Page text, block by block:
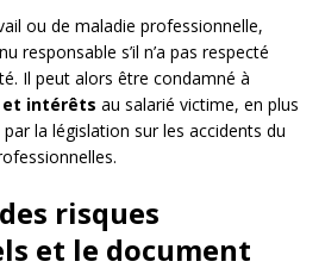
ou de maladie professionnelle,
responsable s’il n’a pas respecté
Il peut alors être condamné à
et intérêts au salarié victime, en plus
la législation sur les accidents du
risques
et le document